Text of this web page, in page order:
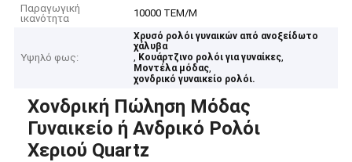
Παραγωγική
ικανότητα
10000 ΤΕΜ/Μ
Υψηλό φως:
Χρυσό ρολόι γυναικών από ανοξείδωτο
χάλυβα
, Κουάρτζινο ρολόι για γυναίκες,
Μοντέλα μόδας,
χονδρικό γυναικείο ρολόι.
Χονδρική Πώληση Μόδας
Γυναικείο ή Ανδρικό Ρολόι
Χεριού Quartz